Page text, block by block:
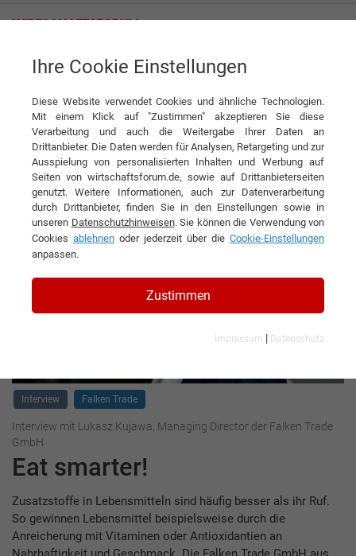
Falken Trade GmbH
Interviews der Falken Trade
GmbH
Interview Falken Trade
Interview mit Lukasz Kujawa, Managing Director der Falken Trade
GmbH
Eat smarter!
Zusatzstoffe in Lebensmitteln sind häufig besser als ihr Ruf.
So gewinnen Lebensmittel beispielsweise durch die
Anreicherung mit Vitaminen oder Antioxidantien an
Ihre Cookie Einstellungen
Diese Website verwendet Cookies und ähnliche Technologien.
Mit einem Klick auf "Zustimmen" akzeptieren Sie diese
Verarbeitung und auch die Weitergabe Ihrer Daten an
Drittanbieter. Die Daten werden für Analysen, Retargeting und zur
Ausspielung von personalisierten Inhalten und Werbung auf
Seiten von wirtschaftsforum.de, sowie auf Drittanbieterseiten
genutzt. Weitere Informationen, auch zur Datenverarbeitung
durch Drittanbieter, finden Sie in den Einstellungen sowie in
unseren Datenschutzhinweisen. Sie können die Verwendung von
Cookies ablehnen oder jederzeit über die Cookie-Einstellungen
anpassen.
Zustimmen
Impressum | Datenschutz